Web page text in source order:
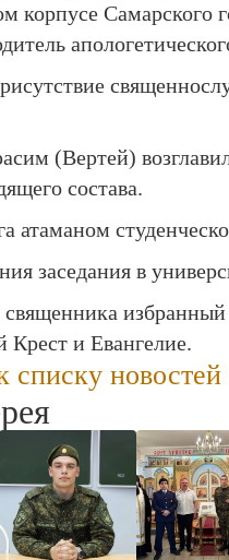
корпусе Самарского
(Вертей)
состава.
атаманом
заседания в
избранный
Крест и Евангелие.
списку новостей